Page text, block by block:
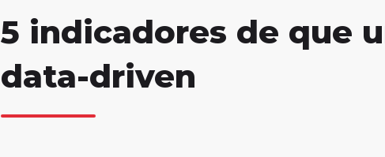
5 indicadores de que
data-driven